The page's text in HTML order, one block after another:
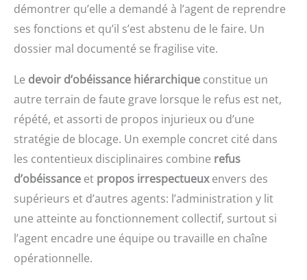
démontrer qu’elle a demandé à l’agent de reprendre
ses fonctions et qu’il s’est abstenu de le faire. Un
dossier mal documenté se fragilise vite.
Le devoir d’obéissance hiérarchique constitue un
autre terrain de faute grave lorsque le refus est net,
répété, et assorti de propos injurieux ou d’une
stratégie de blocage. Un exemple concret cité dans
les contentieux disciplinaires combine refus
d’obéissance et propos irrespectueuxenvers des
supérieurs et d’autres agents: l’administration y lit
une atteinte au fonctionnement collectif, surtout si
l’agent encadre une équipe ou travaille en chaîne
opérationnelle.